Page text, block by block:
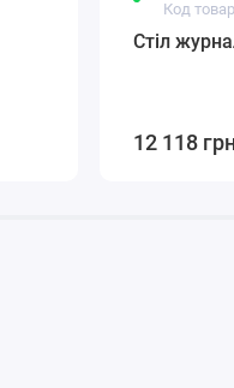
Код
Стіл
12 118